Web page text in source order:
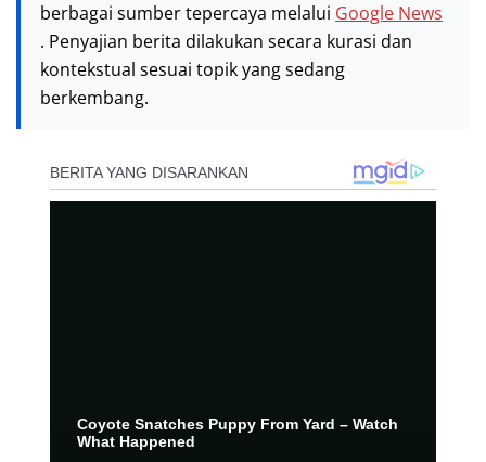
berbagai sumber tepercaya melalui Google News
. Penyajian berita dilakukan secara kurasi dan
kontekstual sesuai topik yang sedang
berkembang.